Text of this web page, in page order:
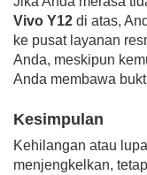
Vivo Y12 di atas,
ke pusat layanan
Anda, meskipun
Anda membawa
Kesimpulan
Kehilangan atau
menjengkelkan,